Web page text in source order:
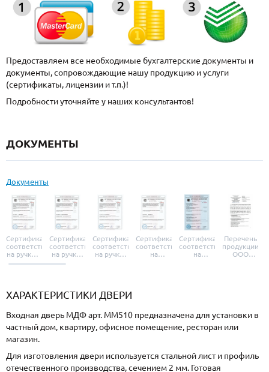
Предоставляем все необходимые бухгалтерские документы и
документы, сопровождающие нашу продукцию и услуги
(сертификаты, лицензии и т.п.)!
Подробности уточняйте у наших консультантов!
ДОКУМЕНТЫ
Документы
Сертификат
соответствия
на ручки и
броненакладки
Сертификат
соответствия
на ручки-
защелки
Сертификат
соответствия
на ручки-
Сертификат
соответствия
на
Сертификат
соответствия
на
Перечень
продукции
ООО
ХАРАКТЕРИСТИКИ ДВЕРИ
Входная дверь МДФ арт. ММ510 предназначена для установки в
частный дом, квартиру, офисное помещение, ресторан или
магазин.
Для изготовления двери используется стальной лист и профиль
отечественного производства, сечением 2 мм. Готовая